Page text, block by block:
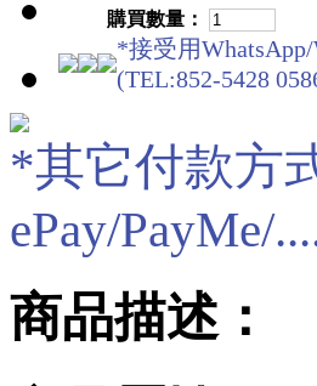
購買數量：
*接受用
(TEL:852-5428
*其它付款方
ePay/PayMe/
商品描述：